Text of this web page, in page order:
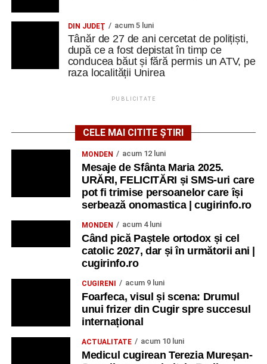
DIN JUDEŢ acum 5 luni
Tânăr de 27 de ani cercetat de polițiști,
după ce a fost depistat în timp ce
conducea băut și fără permis un ATV, pe
raza localității Unirea
PUBLICITATE
CELE MAI CITITE ȘTIRI
MONDEN acum 12 luni
Mesaje de Sfânta Maria 2025.
URĂRI, FELICITĂRI și SMS-uri care
pot fi trimise persoanelor care își
serbează onomastica | cugirinfo.ro
MONDEN acum 4 luni
Când pică Paștele ortodox și cel
catolic 2027, dar și în următorii ani |
cugirinfo.ro
CUGIRENI acum 9 luni
Foarfeca, visul și scena: Drumul
unui frizer din Cugir spre succesul
internațional
ACTUALITATE acum 10 luni
Medicul cugirean Terezia Mureșan-